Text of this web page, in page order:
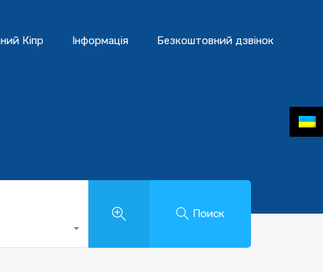
Кіпр Інформація Безкоштовний дзвінок
Поиск